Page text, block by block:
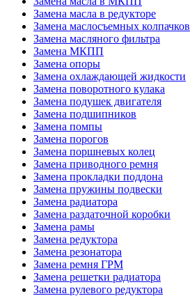
Замена масла в редукторе
Замена маслосъемных колпачков
Замена масляного фильтра
Замена МКПП
Замена опоры
Замена охлаждающей жидкости
Замена поворотного кулака
Замена подушек двигателя
Замена подшипников
Замена помпы
Замена порогов
Замена поршневых колец
Замена приводного ремня
Замена прокладки поддона
Замена пружины подвески
Замена радиатора
Замена раздаточной коробки
Замена рамы
Замена редуктора
Замена резонатора
Замена ремня ГРМ
Замена решетки радиатора
Замена рулевого редуктора